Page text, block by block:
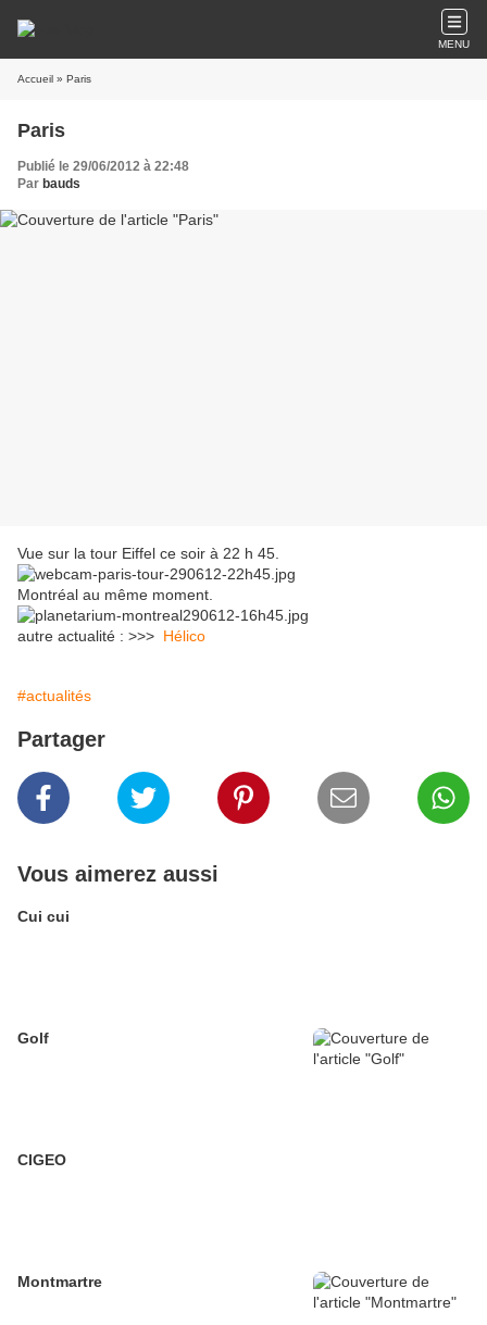
MENU
Accueil » Paris
Paris
Publié le 29/06/2012 à 22:48
Par bauds
Vue sur la tour Eiffel ce soir à 22 h 45.
Montréal au même moment.
autre actualité : >>> Hélico
#actualités
Partager
Vous aimerez aussi
Cui cui
Golf
CIGEO
Montmartre